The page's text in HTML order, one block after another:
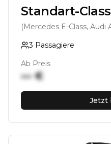
Standart-Class
(Mercedes E-Class, Audi
3 Passagiere
Ab Preis
••• €
Jetzt